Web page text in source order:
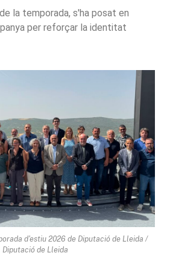
la temporada, s'ha posat en
per reforçar la identitat
d'estiu 2026 de Diputació de Lleida /
Diputació de Lleida